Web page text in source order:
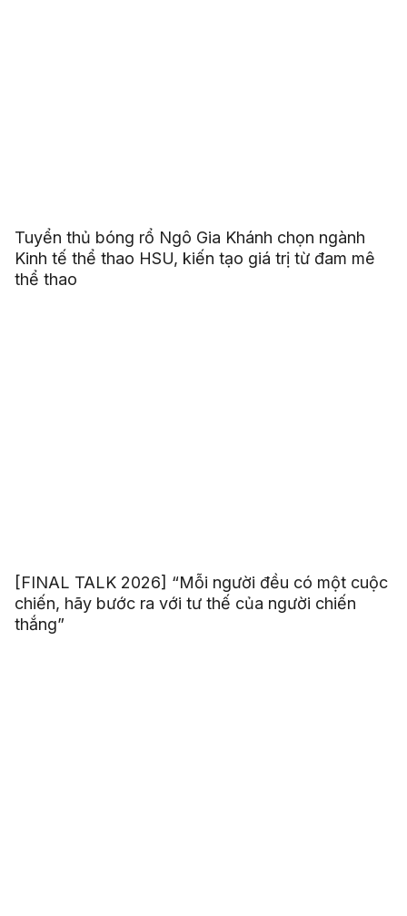
Tuyển thủ bóng rổ Ngô Gia Khánh chọn ngành
Kinh tế thể thao HSU, kiến tạo giá trị từ đam mê
thể thao
[FINAL TALK 2026] “Mỗi người đều có một cuộc
chiến, hãy bước ra với tư thế của người chiến
thắng”